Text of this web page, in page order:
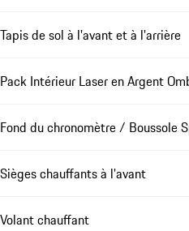
Tapis de sol à l'avant et à l'arrière
Pack Intérieur Laser en Argent
Fond du chronomètre / Boussole
Sièges chauffants à l'avant
Volant chauffant